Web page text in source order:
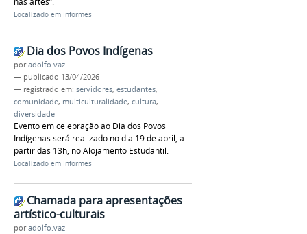
Localizado em Informes
Dia dos Povos Indígenas
poradolfo.vaz
— publicado 13/04/2026
— registrado em: servidores, estudantes,
comunidade, multiculturalidade, cultura,
diversidade
Evento em celebração ao Dia dos Povos
Indígenas será realizado no dia 19 de abril, a
partir das 13h, no Alojamento Estudantil.
Localizado em Informes
Chamada para apresentações
artístico-culturais
poradolfo.vaz